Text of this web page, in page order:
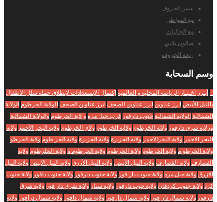
سمر الحروف
مع المواطن
مع الجاليات
صالون بلادي
ريحة الجروف
وسم السحابة
أبـرز أخـبـار الرياضة المحلية و العالمية إكتمال الإستعدادات لإنطلاق حملة شلل الأطفال
بالنيل الأبيض ابرز عناوين ابرز عناوين الصحف ابرز عناوين الصخف الولاية الخرطوم الولاية
الشمالية الولايه الشمالية جنوب دارفور غرب جبل مره و لاية الخرطوم والولاية الشمالية
وزلاية شرق دارفور ولائه الخرطوم ولااية الخرطوم ولاي الخرطوم ولاية البحر الأحمر ولاية
البحر الاحمر ولاية البحرالاحمر ولاية الجزبرة ولاية الجزيرة ولاية الخر طوم ولاية الخرطو
ولاية الخرطو م ولاية الخرطوم ولاية الخرطوم ولاية الخرطوم ة ولاية الخلرطوم ولاية
الفضارف ولاية القضارف ولاية النيل الأبيض ولاية النيل الأزرق ولاية النيل الابيض ولاية النيل
الازرق ولاية جبل مره ولاية جنوب دار فور ولاية جنوب دارفور ولاية جنوب دافور ولاية جنوب
كرد ولاية جنوب كردفان ولاية جوب دارفور ولاية سنار ولاية شرق دار فور ولاية شرق
دارفور ولاية شمال دار فور ولاية شمال دارفور ولاية شمال دافور ولاية شمال درافور ولاية